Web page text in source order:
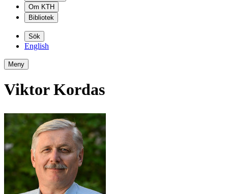
Om KTH
Bibliotek
Sök
English
Meny
Viktor Kordas